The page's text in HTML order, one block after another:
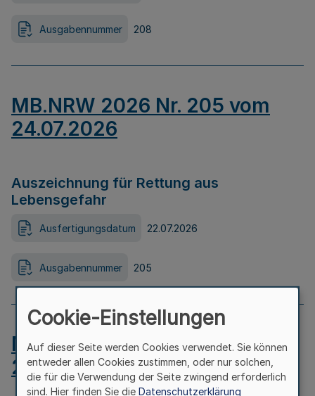
Ausgabennummer 208
MB.NRW 2026 Nr. 205 vom
24.07.2026
Auszeichnung für Rettung aus
Lebensgefahr
Ausfertigungsdatum 22.07.2026
Ausgabennummer 205
MB.NRW 2026 Nr. 204 vom
24.07.2026
Cookie-Einstellungen
Auf dieser Seite werden Cookies verwendet. Sie können
entweder allen Cookies zustimmen, oder nur solchen,
die für die Verwendung der Seite zwingend erforderlich
sind. Hier finden Sie die Datenschutzerklärung